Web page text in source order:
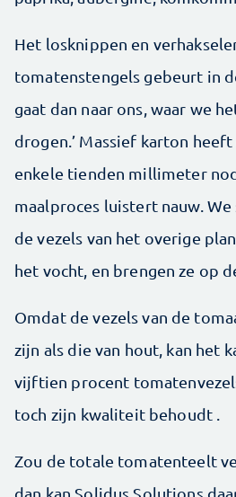
Het losknippen en
tomatenstengels gebeurt in
gaat dan naar ons, waar we
drogen.’ Massief karton
enkele tienden millimeter
maalproces luistert nauw.
de vezels van het overige
het vocht, en brengen ze op
Omdat de vezels van de
zijn als die van hout, kan het
vijftien procent
toch zijn kwaliteit behoudt .
Zou de totale tomatenteelt
dan kan Solidus Solutions